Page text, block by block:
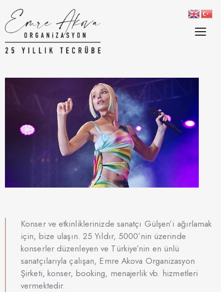
Konser ve etkinliklerinizde sanatçı Gülşen’i ağırlamak
için, bize ulaşın. 25 Yıldır, 5000’nin üzerinde
konserler düzenleyen ve Türkiye’nin en ünlü
sanatçılarıyla çalışan, Emre Akova Organizasyon
Şirketi, konser, booking, menajerlik vb. hizmetleri
vermektedir.